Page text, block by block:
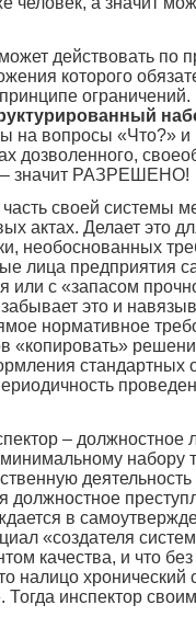
может
которого
на вопросы «Что?»
дозволенного,
значит РАЗРЕШЕНО!
часть своей
актах. Делает это
необоснованных
лица предприятия
или с «запасом
это и
нормативное
«копировать»
–
минимальному
в
«создателя
качества, и что
налицо
инспектор